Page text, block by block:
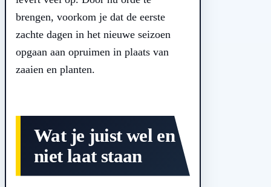
brengen, voorkom je dat de eerste
zachte dagen in het nieuwe seizoen
opgaan aan opruimen in plaats van
zaaien en planten.
Wat je juist wel en
niet laat staan